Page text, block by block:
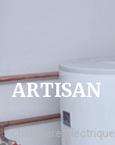
ARTISAN
chaudière